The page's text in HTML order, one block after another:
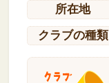
所在地
クラブの種類